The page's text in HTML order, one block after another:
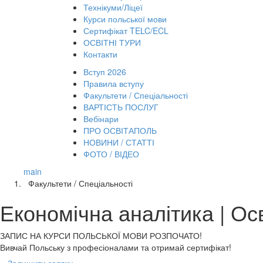
Технікуми/Ліцеї
Курси польської мови
Сертифікат TELC/ECL
ОСВІТНІ ТУРИ
Контакти
Вступ 2026
Правила вступу
Факультети / Спеціальності
ВАРТІСТЬ ПОСЛУГ
Вебінари
ПРО ОСВІТАПОЛЬ
НОВИНИ / СТАТТІ
ФОТО / ВІДЕО
main
Факультети / Спеціальності
Економічна аналітика |
ЗАПИС НА КУРСИ ПОЛЬСЬКОЇ МОВИ РОЗПОЧАТО!
Вивчай Польську з професіоналами та отримай сертифікат!